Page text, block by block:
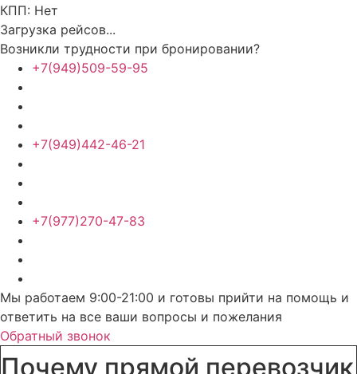
КПП: Нет
Загрузка рейсов...
Возникли трудности при бронировании?
+7(949)509-59-95
+7(949)442-46-21
+7(977)270-47-83
Мы работаем 9:00-21:00 и готовы прийти на помощь и
ответить на все ваши вопросы и пожелания
Обратный звонок
Почему прямой перевозчик